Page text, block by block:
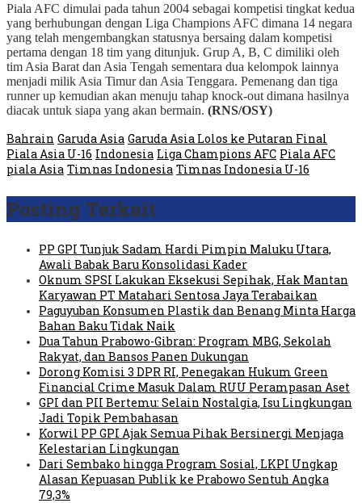
Piala AFC dimulai pada tahun 2004 sebagai kompetisi tingkat kedua
yang berhubungan dengan Liga Champions AFC dimana 14 negara
yang telah mengembangkan statusnya bersaing dalam kompetisi
pertama dengan 18 tim yang ditunjuk. Grup A, B, C dimiliki oleh
tim Asia Barat dan Asia Tengah sementara dua kelompok lainnya
menjadi milik Asia Timur dan Asia Tenggara. Pemenang dan tiga
runner up kemudian akan menuju tahap knock-out dimana hasilnya
diacak untuk siapa yang akan bermain. (RNS/OSY)
Bahrain Garuda Asia Garuda Asia Lolos ke Putaran Final
Piala Asia U-16 Indonesia Liga Champions AFC Piala AFC
piala Asia Timnas Indonesia Timnas Indonesia U-16
Posting Terkait
PP GPI Tunjuk Sadam Hardi Pimpin Maluku Utara,
Awali Babak Baru Konsolidasi Kader
Oknum SPSI Lakukan Eksekusi Sepihak, Hak Mantan
Karyawan PT Matahari Sentosa Jaya Terabaikan
Paguyuban Konsumen Plastik dan Benang Minta Harga
Bahan Baku Tidak Naik
Dua Tahun Prabowo-Gibran: Program MBG, Sekolah
Rakyat, dan Bansos Panen Dukungan
Dorong Komisi 3 DPR RI, Penegakan Hukum Green
Financial Crime Masuk Dalam RUU Perampasan Aset
GPI dan PII Bertemu: Selain Nostalgia, Isu Lingkungan
Jadi Topik Pembahasan
Korwil PP GPI Ajak Semua Pihak Bersinergi Menjaga
Kelestarian Lingkungan
Dari Sembako hingga Program Sosial, LKPI Ungkap
Alasan Kepuasan Publik ke Prabowo Sentuh Angka
79,3%